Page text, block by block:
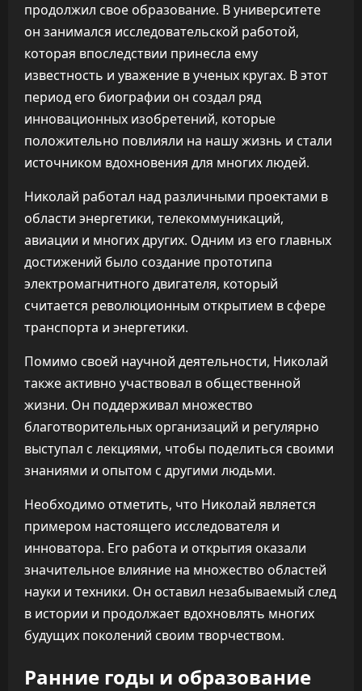
продолжил свое образование. В университете
он занимался исследовательской работой,
которая впоследствии принесла ему
известность и уважение в ученых кругах. В этот
период его биографии он создал ряд
инновационных изобретений, которые
положительно повлияли на нашу жизнь и стали
источником вдохновения для многих людей.
Николай работал над различными проектами в
области энергетики, телекоммуникаций,
авиации и многих других. Одним из его главных
достижений было создание прототипа
электромагнитного двигателя, который
считается революционным открытием в сфере
транспорта и энергетики.
Помимо своей научной деятельности, Николай
также активно участвовал в общественной
жизни. Он поддерживал множество
благотворительных организаций и регулярно
выступал с лекциями, чтобы поделиться своими
знаниями и опытом с другими людьми.
Необходимо отметить, что Николай является
примером настоящего исследователя и
инноватора. Его работа и открытия оказали
значительное влияние на множество областей
науки и техники. Он оставил незабываемый след
в истории и продолжает вдохновлять многих
будущих поколений своим творчеством.
Ранние годы и образование